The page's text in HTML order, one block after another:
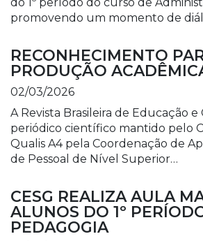
promovendo um momento de
RECONHECIMENTO
PRODUÇÃO
02/03/2026
A Revista Brasileira de Educação e
periódico científico mantido pelo
Qualis A4 pela Coordenação de
de Pessoal de Nível Superior…
CESG REALIZA AULA
ALUNOS DO 1º
PEDAGOGIA